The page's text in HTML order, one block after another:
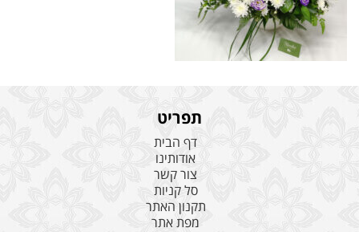
תפריט
דף הבית
אודותינו
צור קשר
סל קניות
תקנון האתר
מפת אתר